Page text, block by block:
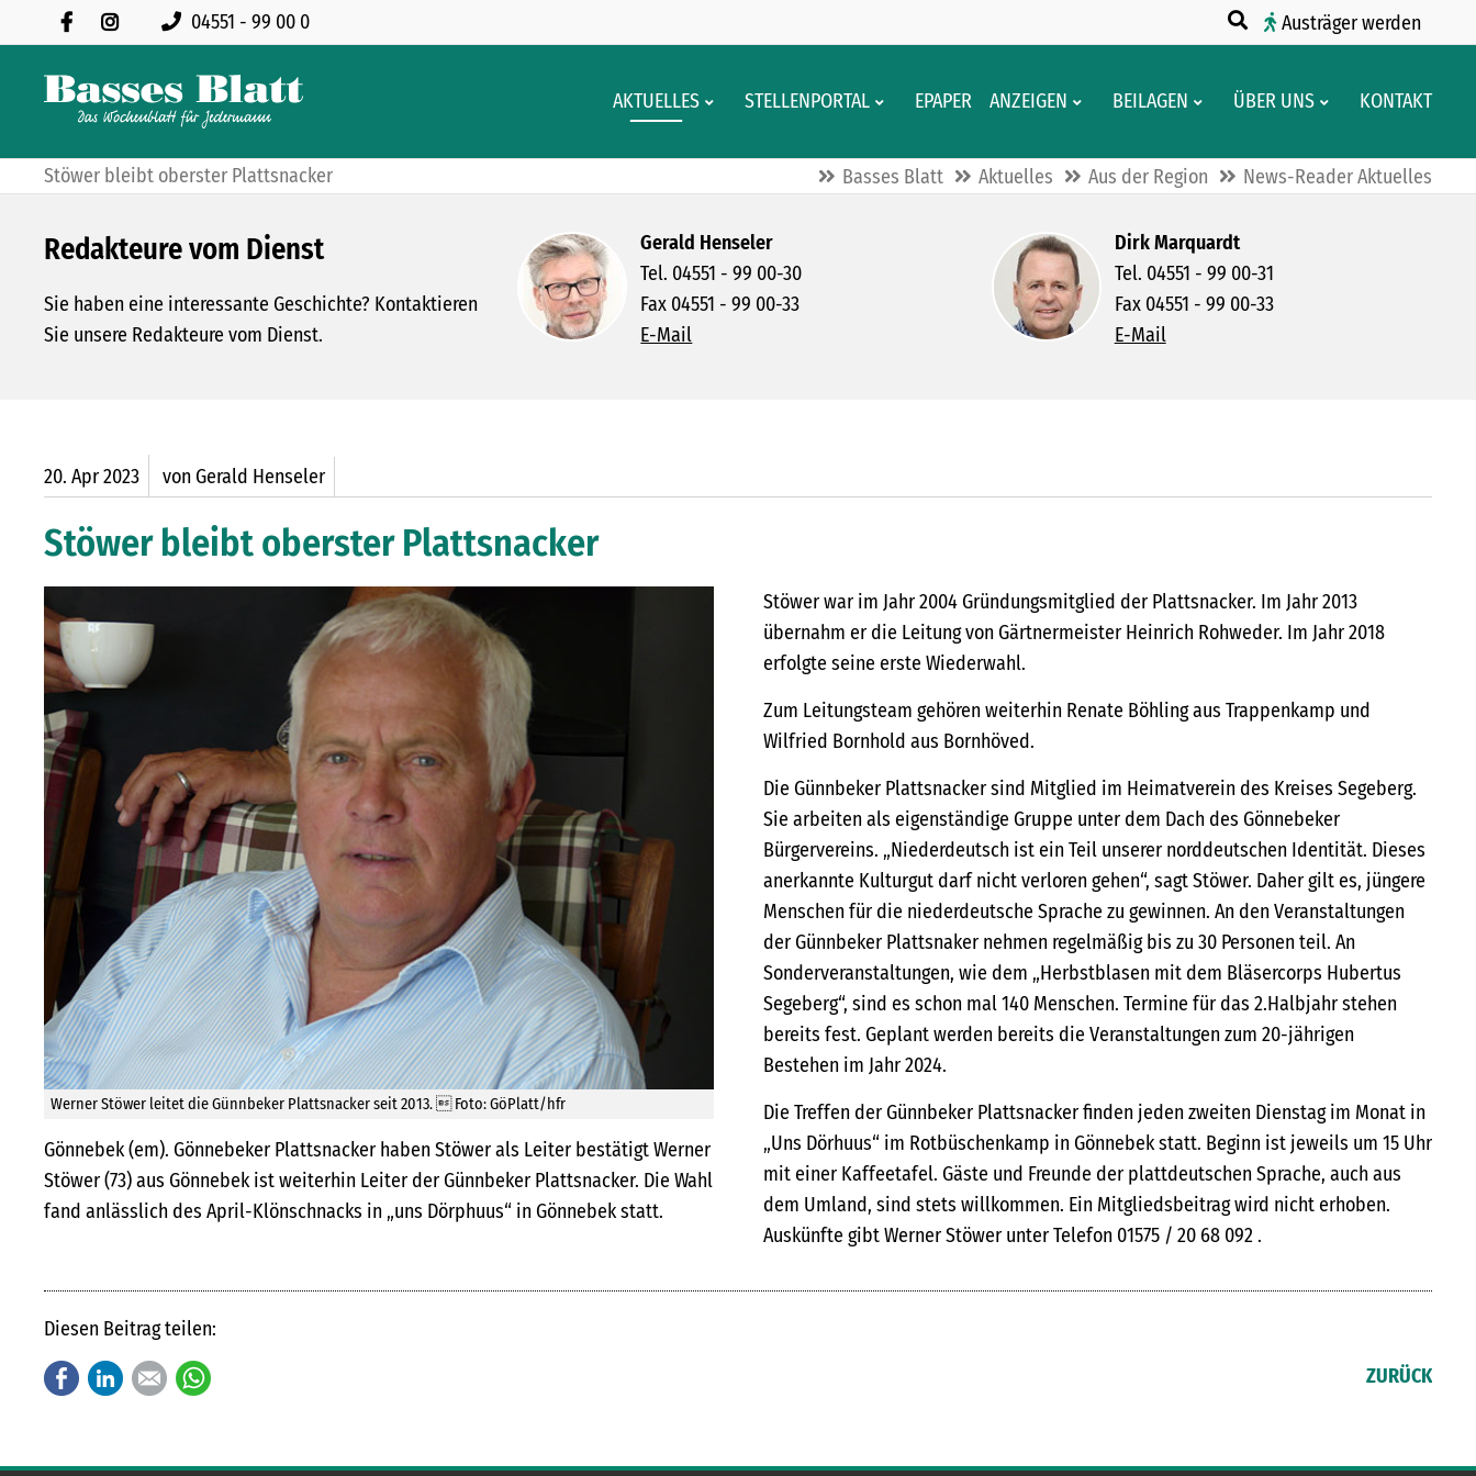
04551 - 99 00 0 Austräger werden
AKTUELLES STELLENPORTAL EPAPER ANZEIGEN BEILAGEN ÜBER UNS KONTAKT
Stöwer bleibt oberster Plattsnacker Basses Blatt Aktuelles Aus der Region News-Reader Aktuelles
Redakteure vom Dienst
Sie haben eine interessante Geschichte? Kontaktieren
Sie unsere Redakteure vom Dienst.
Gerald Henseler
Tel. 04551 - 99 00-30
Fax 04551 - 99 00-33
E-Mail
Dirk Marquardt
Tel. 04551 - 99 00-31
Fax 04551 - 99 00-33
E-Mail
20. Apr2023 von Gerald Henseler
Stöwer bleibt oberster Plattsnacker
Werner Stöwer leitet die Günnbeker Plattsnacker seit 2013.  Foto: GöPlatt/hfr
Gönnebek (em). Gönnebeker Plattsnacker haben Stöwer als Leiter bestätigt Werner
Stöwer (73) aus Gönnebek ist weiterhin Leiter der Günnbeker Plattsnacker. Die Wahl
fand anlässlich des April-Klönschnacks in „uns Dörphuus“ in Gönnebek statt.
Stöwer war im Jahr 2004 Gründungsmitglied der Plattsnacker. Im Jahr 2013
übernahm er die Leitung von Gärtnermeister Heinrich Rohweder. Im Jahr 2018
erfolgte seine erste Wiederwahl.
Zum Leitungsteam gehören weiterhin Renate Böhling aus Trappenkamp und
Wilfried Bornhold aus Bornhöved.
Die Günnbeker Plattsnacker sind Mitglied im Heimatverein des Kreises Segeberg.
Sie arbeiten als eigenständige Gruppe unter dem Dach des Gönnebeker
Bürgervereins. „Niederdeutsch ist ein Teil unserer norddeutschen Identität. Dieses
anerkannte Kulturgut darf nicht verloren gehen“, sagt Stöwer. Daher gilt es, jüngere
Menschen für die niederdeutsche Sprache zu gewinnen. An den Veranstaltungen
der Günnbeker Plattsnaker nehmen regelmäßig bis zu 30 Personen teil. An
Sonderveranstaltungen, wie dem „Herbstblasen mit dem Bläsercorps Hubertus
Segeberg“, sind es schon mal 140 Menschen. Termine für das 2.Halbjahr stehen
bereits fest. Geplant werden bereits die Veranstaltungen zum 20-jährigen
Bestehen im Jahr 2024.
Die Treffen der Günnbeker Plattsnacker finden jeden zweiten Dienstag im Monat in
„Uns Dörhuus“ im Rotbüschenkamp in Gönnebek statt. Beginn ist jeweils um 15 Uhr
mit einer Kaffeetafel. Gäste und Freunde der plattdeutschen Sprache, auch aus
dem Umland, sind stets willkommen. Ein Mitgliedsbeitrag wird nicht erhoben.
Auskünfte gibt Werner Stöwer unter Telefon 01575 / 20 68 092 .
Diesen Beitrag teilen:
FacebookLinkedInE-mail ZURÜCK